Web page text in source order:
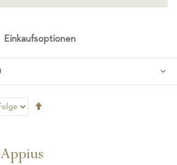
Appius
Einkaufsoptionen